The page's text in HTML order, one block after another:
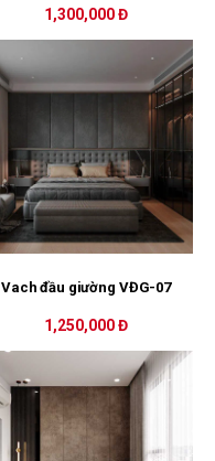
1,300,000 Đ
Vach đầu giường VĐG-07
1,250,000 Đ